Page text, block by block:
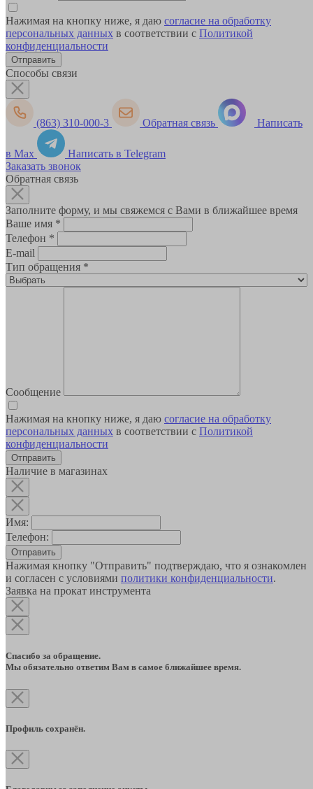
Нажимая на кнопку ниже, я даю согласие на обработку
персональных данных в соответствии с Политикой
конфиденциальности
Способы связи
(863) 310-000-3 Обратная связь Написать
в Max
Написать в Telegram
Заказать звонок
Обратная связь
Заполните форму, и мы свяжемся с Вами в ближайшее время
Ваше имя *
Телефон *
E-mail
Тип обращения *
Сообщение
Нажимая на кнопку ниже, я даю согласие на обработку
персональных данных в соответствии с Политикой
конфиденциальности
Наличие в магазинах
Имя:
Телефон:
Отправить
Нажимая кнопку "Отправить" подтверждаю, что я ознакомлен
и согласен с условиями политики конфиденциальности.
Заявка на прокат инструмента
Спасибо за обращение.
Мы обязательно ответим Вам в самое ближайшее время.
Профиль сохранён.